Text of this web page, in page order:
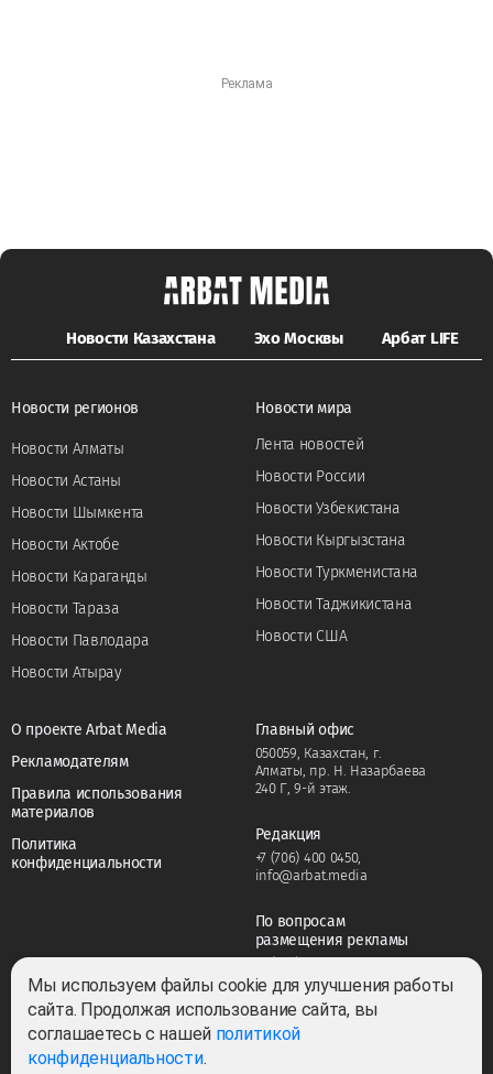
Новости Казахстана Эхо Москвы Арбат LIFE
Новости регионов
Новости Алматы
Новости Астаны
Новости Шымкента
Новости Актобе
Новости Караганды
Новости Тараза
Новости Павлодара
Новости Атырау
Новости мира
Лента новостей
Новости России
Новости Узбекистана
Новости Кыргызстана
Новости Туркменистана
Новости Таджикистана
Новости США
О проекте Arbat Media
Рекламодателям
Правила использования
материалов
Политика
конфиденциальности
Главный офис
050059, Казахстан, г.
Алматы, пр. Н. Назарбаева
240 Г, 9-й этаж.
Редакция
+7 (706) 400 0450,
info@arbat.media
По вопросам
размещения рекламы
adv@arbat.media
Мы используем файлы cookie для улучшения работы
сайта. Продолжая использование сайта, вы
соглашаетесь с нашей политикой
конфиденциальности.